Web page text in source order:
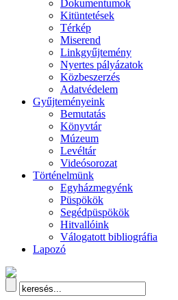
Dokumentumok
Kitüntetések
Térkép
Miserend
Linkgyűjtemény
Nyertes pályázatok
Közbeszerzés
Adatvédelem
Gyűjteményeink
Bemutatás
Könyvtár
Múzeum
Levéltár
Videósorozat
Történelmünk
Egyházmegyénk
Püspökök
Segédpüspökök
Hitvallóink
Válogatott bibliográfia
Lapozó